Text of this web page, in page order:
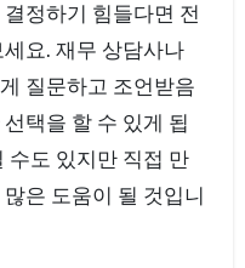
정하기 힘들다면 전
요. 재무 상담사나
질문하고 조언받음
택을 할 수 있게 됩
수도 있지만 직접 만
은 도움이 될 것입니